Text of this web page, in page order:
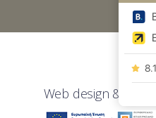
Web design & SEO